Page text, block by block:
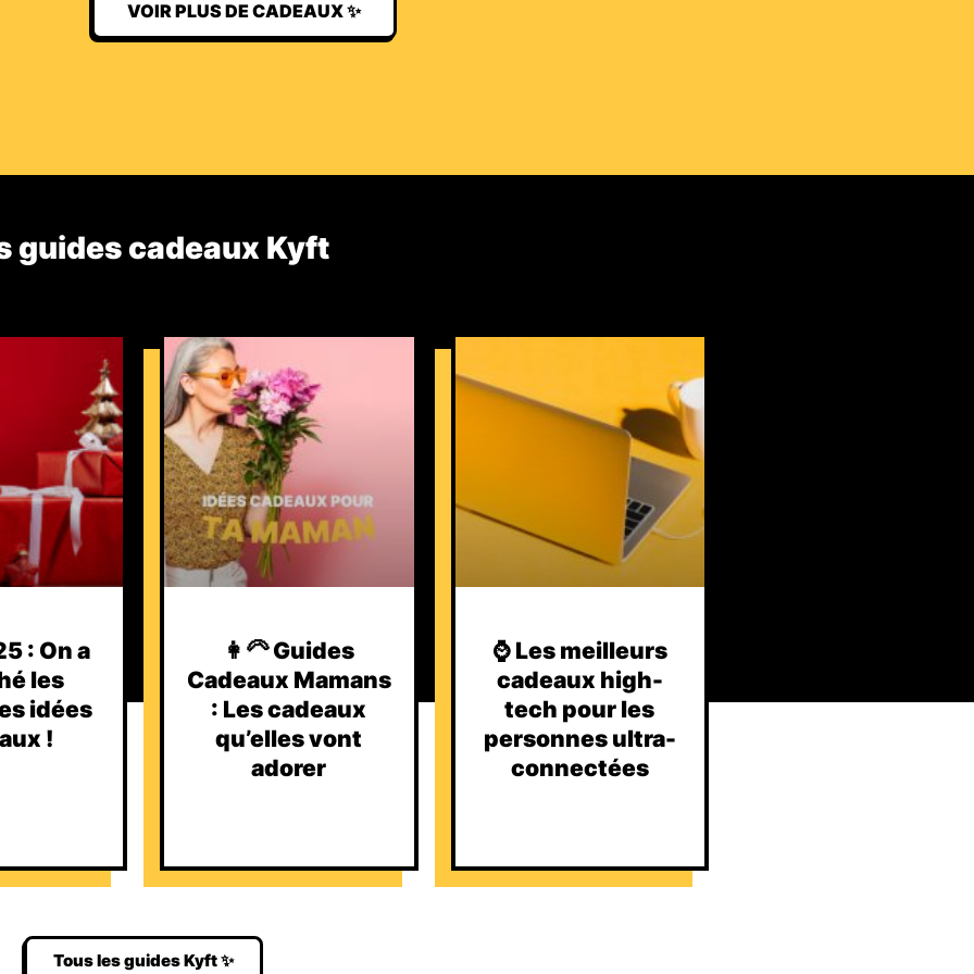
VOIR PLUS DE CADEAUX ✨
guides cadeaux Kyft​
: On a
les
idées
!
👩‍🦳 Guides
Cadeaux Mamans
: Les cadeaux
qu’elles vont
adorer
⌚️ Les meilleurs
cadeaux high-
tech pour les
personnes ultra-
connectées
Tous les guides Kyft ✨